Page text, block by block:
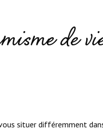
de
situer différemment